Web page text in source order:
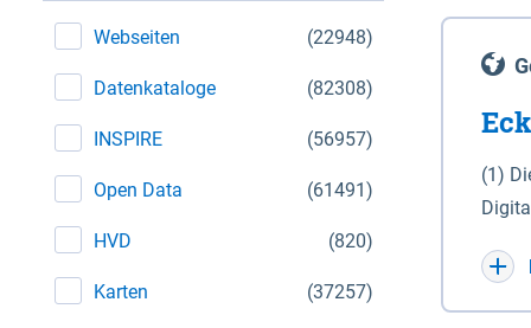
(22948)
Webseiten
(82308)
Datenkataloge
(56957)
INSPIRE
(61491)
Open Data
(820)
HVD
(37257)
Karten
(1)
WGS